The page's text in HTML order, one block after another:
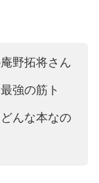
庵野拓将さん
強の筋ト
んな本なの